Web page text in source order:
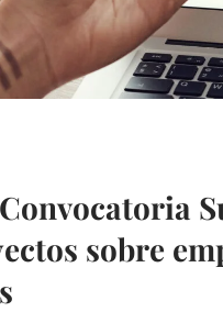
Convocatoria
sobre